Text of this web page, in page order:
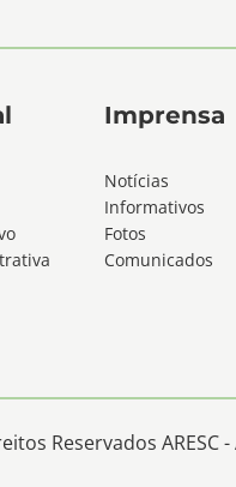
Imprensa
Notícias
Informativos
Fotos
Comunicados
Reservados